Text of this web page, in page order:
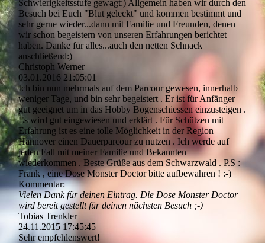
Schwierigkeitsstufe gewagt:) Allgemein haben wir durch den
Besuch bei Euch "Blut geleckt" und kommen bestimmt und
sehr gerne wieder...dann mit Familie und Freunden, denen
wir schon begeistern von unseren Erfahrungen berichtet
haben. Danke für alles...auch den netten Schnack
anschließend:)
Christoph Werner
03.01.2016 21:05:01
Ich bin nun mehrmals auf dem Parcour gewesen, innerhalb
weniger Tage, und bin sehr begeistert . Er ist für Anfänger
gut geeignet um in das Hobby Bogenschiessen einzusteigen .
Es wird gut eingewiesen und erklärt . Für Schützen mit
Erfahrung ist es eine tolle Möglichkeit in der Region
Hannover einen Dauerparcour zu nutzen . Ich werde auf
jeden Fall mit meiner Familie und Bekannten
wiederkommen . Beste Grüße aus dem Schwarzwald . P.S :
Frank , eine Dose Monster Doctor bitte aufbewahren ! :-)
Kommentar:
Vielen Dank für deinen Eintrag. Die Dose Monster Doctor
wird bereit gestellt für deinen nächsten Besuch ;-)
Tobias Trenkler
24.11.2015 17:45:45
Sehr empfehlenswert!